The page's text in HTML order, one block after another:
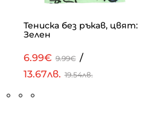
Тениска без ръкав, цвят:
Зелен
6.99€ 9.99€ /
13.67лв. 19.54лв.